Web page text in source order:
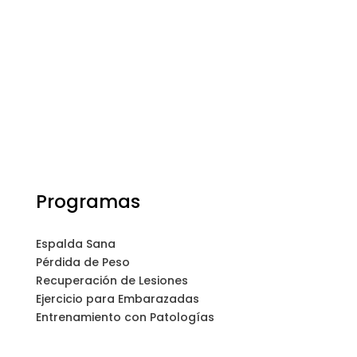
Programas
Espalda Sana
Pérdida de Peso
Recuperación de Lesiones
Ejercicio para Embarazadas
Entrenamiento con Patologías